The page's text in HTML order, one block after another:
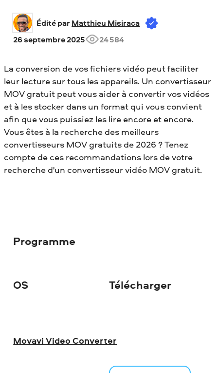
Édité par Matthieu Misiraca
26 septembre 2025
24 584
La conversion de vos fichiers vidéo peut faciliter
leur lecture sur tous les appareils. Un convertisseur
MOV gratuit peut vous aider à convertir vos vidéos
et à les stocker dans un format qui vous convient
afin que vous puissiez les lire encore et encore.
Vous êtes à la recherche des meilleurs
convertisseurs MOV gratuits de 2026 ? Tenez
compte de ces recommandations lors de votre
recherche d'un convertisseur vidéo MOV gratuit.
Programme
OS Télécharger
Movavi Video Converter